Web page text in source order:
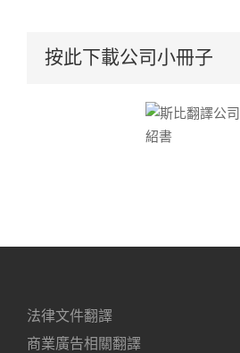
按此下載公司小冊子
法律文件翻譯
商業廣告相關翻譯